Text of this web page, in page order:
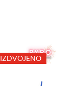
IZDVOJENO